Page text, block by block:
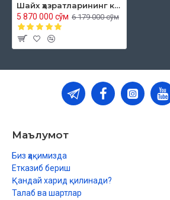
81.«Ислом шариатида мерос илми»
82. «Мусталаҳул ҳадис»
«Тасаввуф ҳақида тасаввур»
86.«Закот, садақалар, назрлар ва
87.«Қуръон ва суннатдаги илмий
88.«Фақиҳ имомлар ихтилофида ҳадиси
Шайх ҳазратларининг китоблари (105 та китоб)
5 870 000 сўм 6 179 000 сўм
Маълумот
Биз ҳақимизда
Етказиб бериш
Қандай харид қилинади?
Талаб ва шартлар